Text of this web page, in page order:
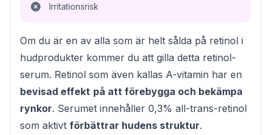
Irritationsrisk
Om du är en av alla som är helt sålda på retinol i
hudprodukter kommer du att gilla detta retinol-
serum. Retinol som även kallas A-vitamin har en
bevisad effekt på att förebygga och bekämpa
rynkor. Serumet innehåller 0,3% all-trans-retinol
som aktivt förbättrar hudens struktur.